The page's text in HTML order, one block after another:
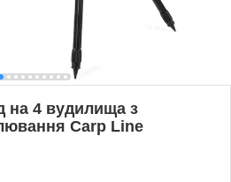
на 4 вудилища з
Carp Line